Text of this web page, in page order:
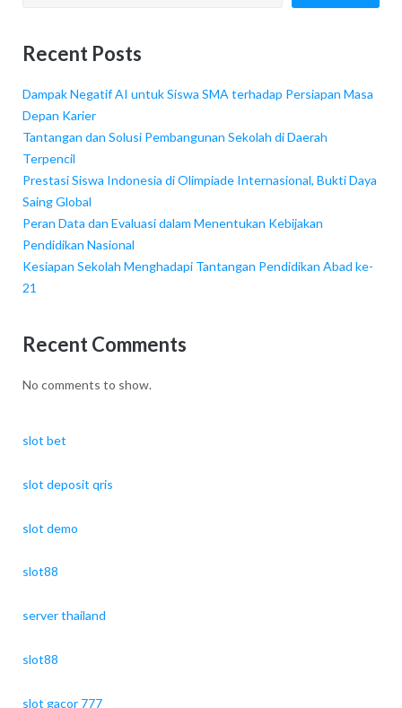
Recent Posts
Dampak Negatif AI untuk Siswa SMA terhadap Persiapan Masa
Depan Karier
Tantangan dan Solusi Pembangunan Sekolah di Daerah
Terpencil
Prestasi Siswa Indonesia di Olimpiade Internasional, Bukti Daya
Saing Global
Peran Data dan Evaluasi dalam Menentukan Kebijakan
Pendidikan Nasional
Kesiapan Sekolah Menghadapi Tantangan Pendidikan Abad ke-
21
Recent Comments
No comments to show.
slot bet
slot deposit qris
slot demo
slot88
server thailand
slot88
slot gacor 777